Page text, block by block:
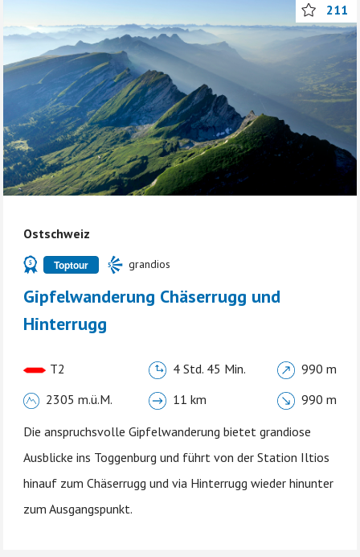
211
Ostschweiz
Toptour grandios
Gipfelwanderung Chäserrugg und
Hinterrugg
T2 4 Std. 45 Min.
990 m
2305 m.ü.M.
11 km
990 m
Die anspruchsvolle Gipfelwanderung bietet grandiose
Ausblicke ins Toggenburg und führt von der Station Iltios
hinauf zum Chäserrugg und via Hinterrugg wieder hinunter
zum Ausgangspunkt.